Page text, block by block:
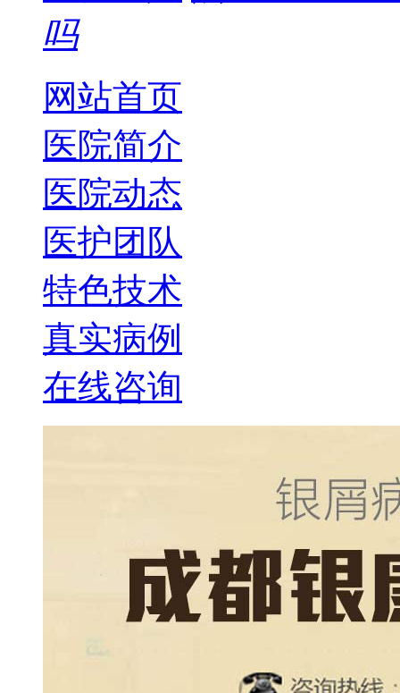
吗
网站首页
医院简介
医院动态
医护团队
特色技术
真实病例
在线咨询